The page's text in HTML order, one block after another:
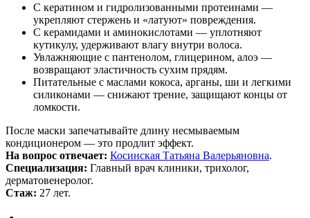
С кератином и гидролизованными протеинами —
укрепляют стержень и «латуют» повреждения.
С керамидами и аминокислотами — уплотняют
кутикулу, удерживают влагу внутри волоса.
Увлажняющие с пантенолом, глицерином, алоэ —
возвращают эластичность сухим прядям.
Питательные с маслами кокоса, арганы, ши и легкими
силиконами — снижают трение, защищают концы от
ломкости.
После маски запечатывайте длину несмываемым
кондиционером — это продлит эффект.
На вопрос отвечает: Косинская Татьяна Валерьяновна.
Специализация: Главный врач клиники, трихолог,
дерматовенеролог.
Стаж: 27 лет.